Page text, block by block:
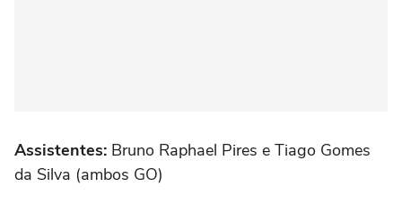
Assistentes: Bruno Raphael Pires e Tiago Gomes
da Silva (ambos GO)